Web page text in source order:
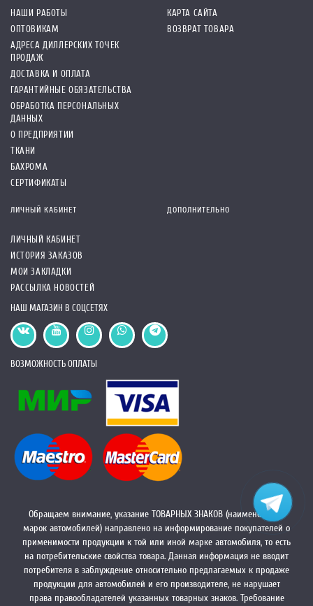
НАШИ РАБОТЫ
ОПТОВИКАМ
АДРЕСА ДИЛЛЕРСКИХ ТОЧЕК
ПРОДАЖ
ДОСТАВКА И ОПЛАТА
ГАРАНТИЙНЫЕ ОБЯЗАТЕЛЬСТВА
ОБРАБОТКА ПЕРСОНАЛЬНЫХ
ДАННЫХ
О ПРЕДПРИЯТИИ
ТКАНИ
БАХРОМА
СЕРТИФИКАТЫ
КАРТА САЙТА
ВОЗВРАТ ТОВАРА
ЛИЧНЫЙ КАБИНЕТ
ЛИЧНЫЙ КАБИНЕТ
ИСТОРИЯ ЗАКАЗОВ
МОИ ЗАКЛАДКИ
РАССЫЛКА НОВОСТЕЙ
ДОПОЛНИТЕЛЬНО
НАШ МАГАЗИН В СОЦСЕТЯХ
ВОЗМОЖНОСТЬ ОПЛАТЫ
Обращаем внимание, указание ТОВАРНЫХ ЗНАКОВ (наименований
марок автомобилей) направлено на информирование покупателей о
применимости продукции к той или иной марке автомобиля, то есть
на потребительские свойства товара. Данная информация не вводит
потребителя в заблуждение относительно предлагаемых к продаже
продукции для автомобилей и его производителе, не нарушает
права правообладателей указанных товарных знаков. Требование